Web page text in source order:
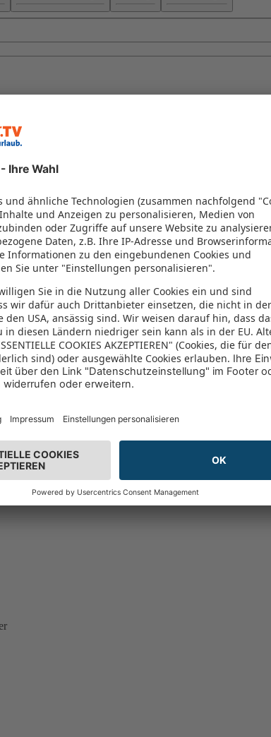
und weitere Top-Angebote bei sonnenklar.TV:
Angebot der Woche